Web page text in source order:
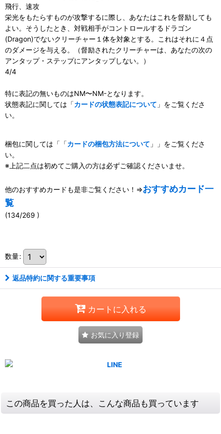
飛行、速攻
栄光をもたらすものが攻撃するに際し、あなたはこれを督励しても
よい。そうしたとき、対戦相手がコントロールするドラゴン
(Dragon)でないクリーチャー１体を対象とする。これはそれに４点
のダメージを与える。（督励されたクリーチャーは、あなたの次の
アンタップ・ステップにアンタップしない。）
4/4
特に表記の無いものはNM〜NM-となります。
状態表記に関しては「カードの状態表記について 」をご覧くださ
い。
梱包に関しては「「カードの梱包方法について 」」をご覧くださ
い。
※上記二点は初めてご購入の方は必ずご確認くださいませ。
他のおすすめカードも是非ご覧ください！⇒おすすめカード一
覧
(134/269 )
数量:
返品特約に関する重要事項
カートに入れる
お気に入り登録
この商品を買った人は、こんな商品も買っています